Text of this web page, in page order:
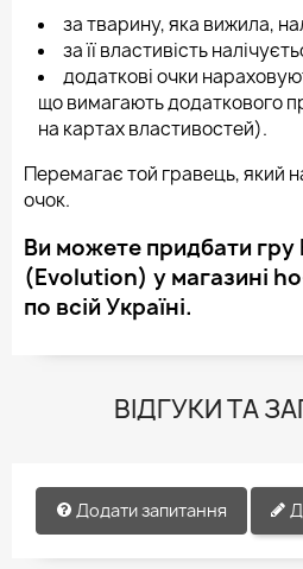
за тварину, яка вижила,
за її властивість
додаткові очки
що вимагають додаткового
на картах властивостей).
Перемагає той гравець, який
очок.
Ви можете придбати гру
(Evolution) у магазині
по всій Україні.
ВІДГУКИ ТА
Додати запитання